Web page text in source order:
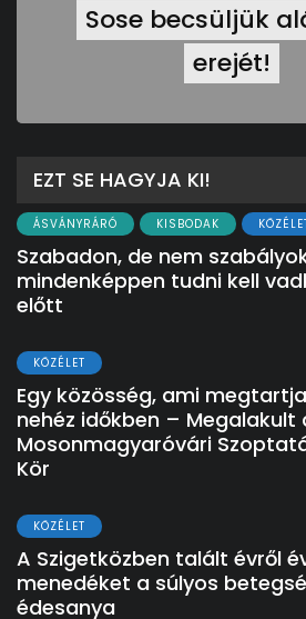
Sose becsüljük
erejét!
EZT SE HAGYJA KI!
ÁSVÁNYRÁRÓ KISBODAK
Szabadon, de nem
mindenképpen tudni kell
előtt
KÖZÉLET
Egy közösség, ami
nehéz időkben – Megalakult
Mosonmagyaróvári
Kör
KÖZÉLET
A Szigetközben talált évről
menedéket a súlyos
édesanya